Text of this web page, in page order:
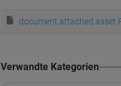
Verwandte Kategorien